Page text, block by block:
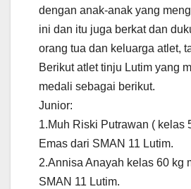
dengan anak-anak yang
ini dan itu juga berkat dan
orang tua dan keluarga atlet,
Berikut atlet tinju Lutim yang
medali sebagai berikut.
Junior:
1.Muh Riski Putrawan ( kelas
Emas dari SMAN 11 Lutim.
2.Annisa Anayah kelas 60 kg
SMAN 11 Lutim.